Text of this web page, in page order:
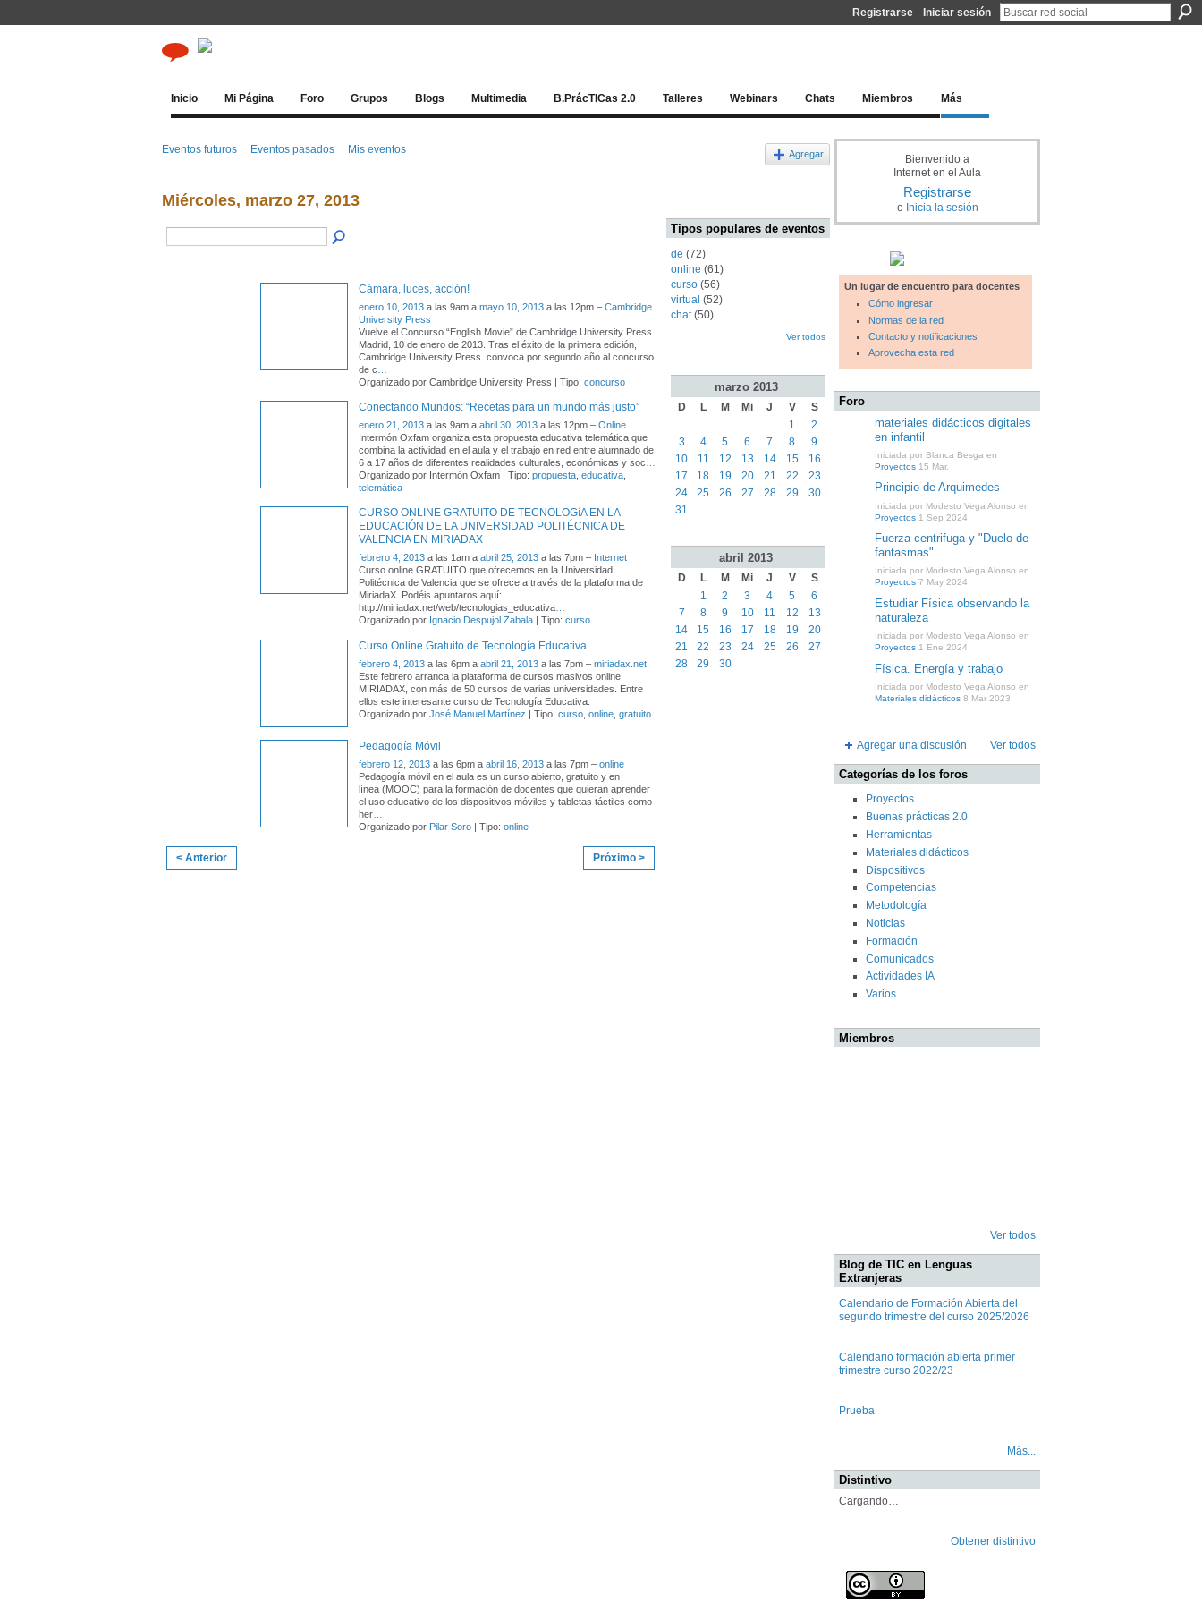
Registrarse Iniciar sesión
Inicio Mi Página Foro Grupos Blogs Multimedia B.PrácTICas 2.0 Talleres Webinars Chats Miembros Más
Eventos futuros Eventos pasados Mis eventos Agregar
Miércoles, marzo 27, 2013
Cámara, luces, acción!
enero 10, 2013 a las 9am a mayo 10, 2013 a las 12pm – Cambridge
University Press
Vuelve el Concurso “English Movie” de Cambridge University Press
Madrid, 10 de enero de 2013. Tras el éxito de la primera edición,
Cambridge University Press convoca por segundo año al concurso
de c
Organizado por Cambridge University Press | Tipo: concurso
Conectando Mundos: “Recetas para un mundo más justo”
enero 21, 2013 a las 9am a abril 30, 2013 a las 12pm – Online
Intermón Oxfam organiza esta propuesta educativa telemática que
combina la actividad en el aula y el trabajo en red entre alumnado de
6 a 17 años de diferentes realidades culturales, económicas y soc
Organizado por Intermón Oxfam | Tipo: propuesta educativa
telemática
CURSO ONLINE GRATUITO DE TECNOLOGíA EN LA
EDUCACIÓN DE LA UNIVERSIDAD POLITÉCNICA DE
VALENCIA EN MIRIADAX
febrero 4, 2013 a las 1am a abril 25, 2013 a las 7pm – Internet
Curso online GRATUITO que ofrecemos en la Universidad
Politécnica de Valencia que se ofrece a través de la plataforma de
MiriadaX. Podéis apuntaros aquí:
http://miriadax.net/web/tecnologias_educativa…
Organizado por Ignacio Despujol Zabala | Tipo: curso
Curso Online Gratuito de Tecnología Educativa
febrero 4, 2013 a las 6pm a abril 21, 2013 a las 7pm – miriadax.net
Este febrero arranca la plataforma de cursos masivos online
MIRIADAX, con más de 50 cursos de varias universidades. Entre
ellos este interesante curso de Tecnología Educativa.
Organizado por José Manuel Martínez | Tipo: curso online gratuito
Pedagogía Móvil
febrero 12, 2013 a las 6pm a abril 16, 2013 a las 7pm – online
Pedagogía móvil en el aula es un curso abierto, gratuito y en
línea (MOOC) para la formación de docentes que quieran aprender
el uso educativo de los dispositivos móviles y tabletas táctiles como
her
Organizado por Pilar Soro | Tipo: online
< Anterior Próximo >
Tipos populares de eventos
de (72)
online (61)
curso (56)
virtual (52)
chat(50)
Ver todos
marzo 2013
D L M Mi J V
S
1
2
3
4 5 6 7 8
9
10
11 12 13 14 15
16
17
18 19 20 21 22
23
24
25 26 27 28 29
30
31
abril 2013
D L M Mi J V
S
1
2 3 4 5
6
7
8 9 10 11 12
13
14
15 16 17 18 19
20
21
22 23 24 25 26
27
28
29 30
Bienvenido a
Internet en el Aula
Registrarse
o Inicia la sesión
Un lugar de encuentro para docentes
Cómo ingresar
Normas de la red
Contacto y notificaciones
Aprovecha esta red
Foro
materiales didácticos digitales
en infantil
Iniciada por Blanca Besga en
Proyectos 15 Mar.
Principio de Arquimedes
Iniciada por Modesto Vega Alonso en
Proyectos 1 Sep 2024.
Fuerza centrifuga y "Duelo de
fantasmas"
Iniciada por Modesto Vega Alonso en
Proyectos 7 May 2024.
Estudiar Física observando la
naturaleza
Iniciada por Modesto Vega Alonso en
Proyectos 1 Ene 2024.
Física. Energía y trabajo
Iniciada por Modesto Vega Alonso en
Materiales didácticos 8 Mar 2023.
Agregar una discusión Ver todos
Categorías de los foros
Proyectos
Buenas prácticas 2.0
Herramientas
Materiales didácticos
Dispositivos
Competencias
Metodología
Noticias
Formación
Comunicados
Actividades IA
Varios
Miembros
Ver todos
Blog de TIC en Lenguas
Extranjeras
Calendario de Formación Abierta del
segundo trimestre del curso 2025/2026
Calendario formación abierta primer
trimestre curso 2022/23
Prueba
Más...
Distintivo
Cargando…
Obtener distintivo